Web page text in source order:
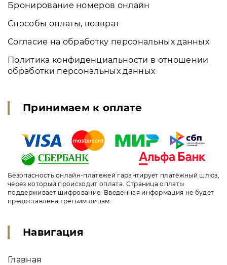
Бронирование номеров онлайн
Способы оплаты, возврат
Согласие на обработку персональных данных
Политика конфиденциальности в отношении
обработки персональных данных
Принимаем к оплате
Безопасность онлайн-платежей гарантирует платёжный шлюз,
через который происходит оплата. Страница оплаты
поддерживает шифрование. Введенная информация не будет
предоставлена третьим лицам.
Навигация
Главная